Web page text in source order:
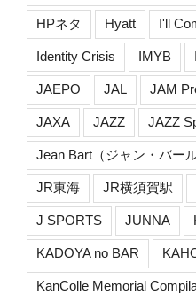
HPネタ Hyatt I'll
Identity Crisis IMYB
JAEPO JAL JAM
JAXA JAZZ JAZZ
Jean Bart（ジャン・バール
JR東海 JR横須賀駅
J SPORTS JUNNA
KADOYA no BAR
KanColle Memorial